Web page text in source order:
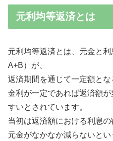
元利均等返済とは
元利均等返済とは、元金と
A+B）が、
返済期間を通じて一定額とな
金利が一定であれば返済額
すいとされています。
当初は返済額における利息の
元金がなかなか減らないとい